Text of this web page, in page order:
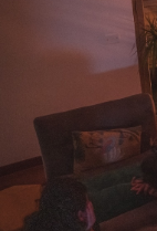
PODCAST
NEWSLETTER